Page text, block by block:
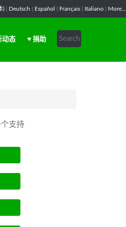
) Deutsch Español Français Italiano More...
动态 ♥ 捐助
支持